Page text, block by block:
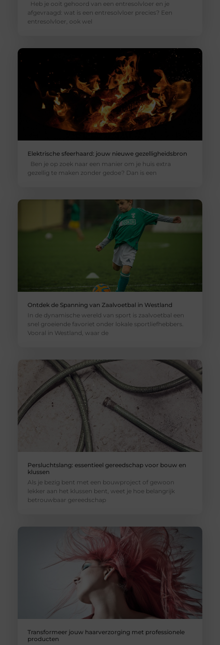
Heb je ooit gehoord van een entresolvloer en je
afgevraagd: wat is een entresolvloer precies? Een
entresolvloer, ook wel
Elektrische sfeerhaard: jouw nieuwe gezelligheidsbron
Ben je op zoek naar een manier om je huis extra
gezellig te maken zonder gedoe? Dan is een
Ontdek de Spanning van Zaalvoetbal in Westland
In de dynamische wereld van sport is zaalvoetbal een
snel groeiende favoriet onder lokale sportliefhebbers.
Vooral in Westland, waar de
Persluchtslang: essentieel gereedschap voor bouw en
klussen
Als je bezig bent met een bouwproject of gewoon
lekker aan het klussen bent, weet je hoe belangrijk
betrouwbaar gereedschap
Transformeer jouw haarverzorging met professionele
producten